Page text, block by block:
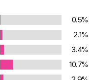
0.5%
2.1%
3.4%
10.7%